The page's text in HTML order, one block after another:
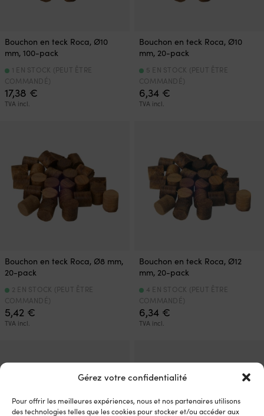
Gérez votre confidentialité
Pour offrir les meilleures expériences, nous et nos partenaires utilisons
des technologies telles que les cookies pour stocker et/ou accéder aux
Bouchon en teck Roca, Ø10
mm, 100-pack
17,38 €
TVA incl.
1 EN STOCK (PEUT ÊTRE
COMMANDÉ)
Bouchon en teck Roca, Ø10
mm, 20-pack
6,34 €
TVA incl.
5 EN STOCK (PEUT ÊTRE
COMMANDÉ)
Bouchon en teck Roca, Ø8 mm,
20-pack
5,42 €
TVA incl.
2 EN STOCK (PEUT ÊTRE
COMMANDÉ)
Bouchon en teck Roca, Ø12
mm, 20-pack
6,34 €
TVA incl.
4 EN STOCK (PEUT ÊTRE
COMMANDÉ)